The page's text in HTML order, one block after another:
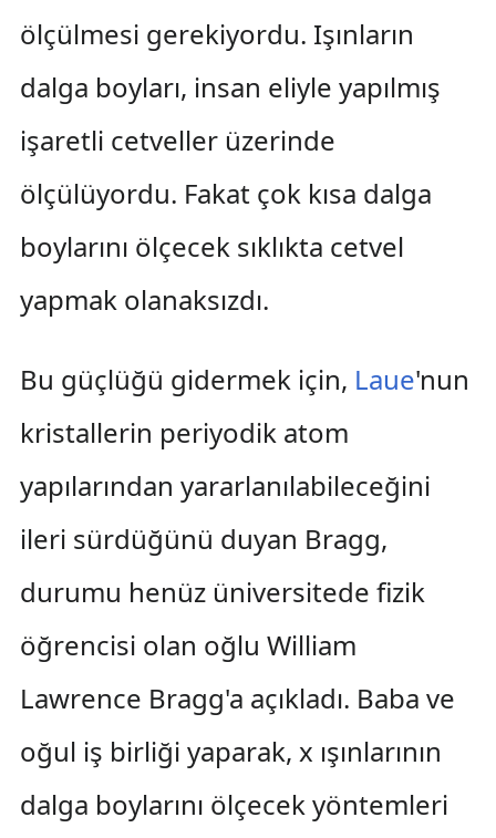
ölçülmesi gerekiyordu. Işınların
dalga boyları, insan eliyle yapılmış
işaretli cetveller üzerinde
ölçülüyordu. Fakat çok kısa dalga
boylarını ölçecek sıklıkta cetvel
yapmak olanaksızdı.
Bu güçlüğü gidermek için, Laue'nun
kristallerin periyodik atom
yapılarından yararlanılabileceğini
ileri sürdüğünü duyan Bragg,
durumu henüz üniversitede fizik
öğrencisi olan oğlu William
Lawrence Bragg'a açıkladı. Baba ve
oğul iş birliği yaparak, x ışınlarının
dalga boylarını ölçecek yöntemleri